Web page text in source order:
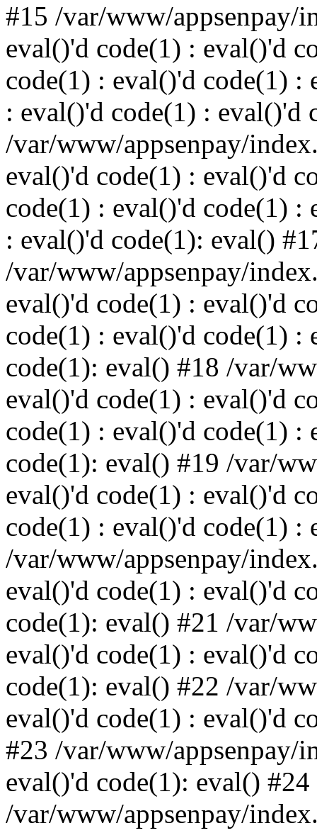
#15 /var/www/appsenpay/
eval()'d code(1) : eval()'d
code(1) : eval()'d code(1) :
: eval()'d code(1) : eval()'d
/var/www/appsenpay/
eval()'d code(1) : eval()'d
code(1) : eval()'d code(1) :
: eval()'d code(1): eval()
/var/www/appsenpay/
eval()'d code(1) : eval()'d
code(1) : eval()'d code(1) :
code(1): eval() #18 /var/
eval()'d code(1) : eval()'d
code(1) : eval()'d code(1) :
code(1): eval() #19 /var/
eval()'d code(1) : eval()'d
code(1) : eval()'d code(1) :
/var/www/appsenpay/
eval()'d code(1) : eval()'d
code(1): eval() #21 /var/
eval()'d code(1) : eval()'d
code(1): eval() #22 /var/
eval()'d code(1) : eval()'d
#23 /var/www/appsenpay/
eval()'d code(1): eval() #24
/var/www/appsenpay/